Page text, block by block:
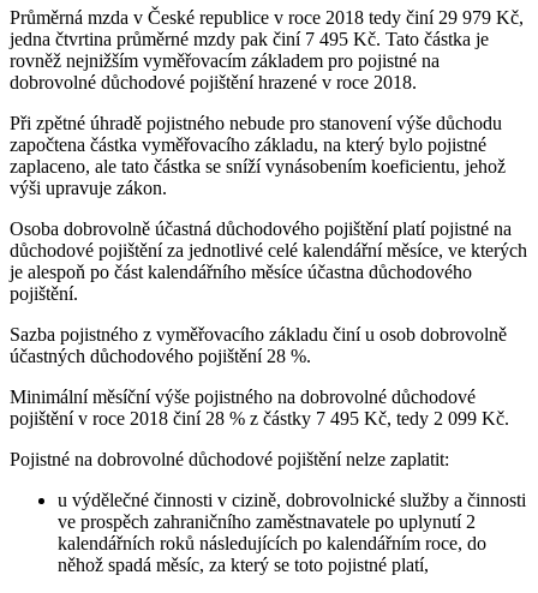
Průměrná mzda v České republice v roce 2018 tedy činí 29 979 Kč,
jedna čtvrtina průměrné mzdy pak činí 7 495 Kč. Tato částka je
rovněž nejnižším vyměřovacím základem pro pojistné na
dobrovolné důchodové pojištění hrazené v roce 2018.
Při zpětné úhradě pojistného nebude pro stanovení výše důchodu
započtena částka vyměřovacího základu, na který bylo pojistné
zaplaceno, ale tato částka se sníží vynásobením koeficientu, jehož
výši upravuje zákon.
Osoba dobrovolně účastná důchodového pojištění platí pojistné na
důchodové pojištění za jednotlivé celé kalendářní měsíce, ve kterých
je alespoň po část kalendářního měsíce účastna důchodového
pojištění.
Sazba pojistného z vyměřovacího základu činí u osob dobrovolně
účastných důchodového pojištění 28 %.
Minimální měsíční výše pojistného na dobrovolné důchodové
pojištění v roce 2018 činí 28 % z částky 7 495 Kč, tedy 2 099 Kč.
Pojistné na dobrovolné důchodové pojištění nelze zaplatit:
u výdělečné činnosti v cizině, dobrovolnické služby a činnosti
ve prospěch zahraničního zaměstnavatele po uplynutí 2
kalendářních roků následujících po kalendářním roce, do
něhož spadá měsíc, za který se toto pojistné platí,